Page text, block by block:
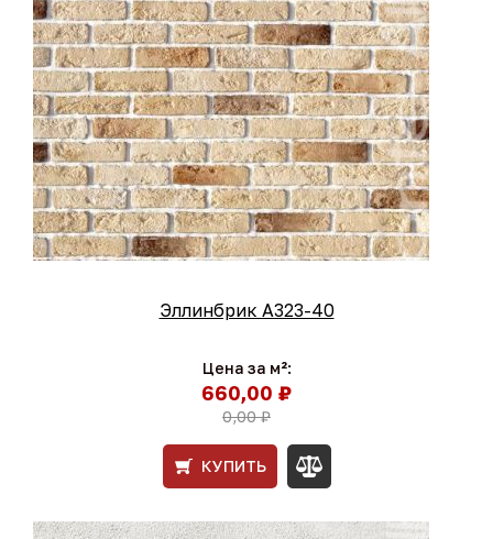
Эллинбрик A323-40
Цена за м²:
660,00 ₽
0,00 ₽
КУПИТЬ